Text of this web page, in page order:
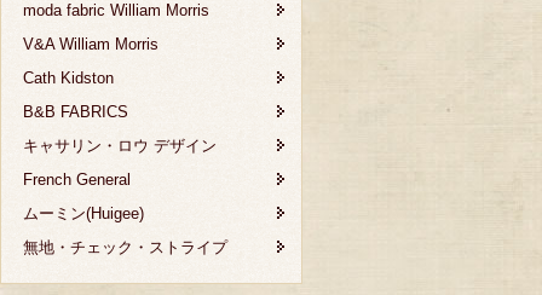
moda fabric William Morris
V&A William Morris
Cath Kidston
B&B FABRICS
キャサリン・ロウ デザイン
French General
ムーミン(Huigee)
無地・チェック・ストライプ